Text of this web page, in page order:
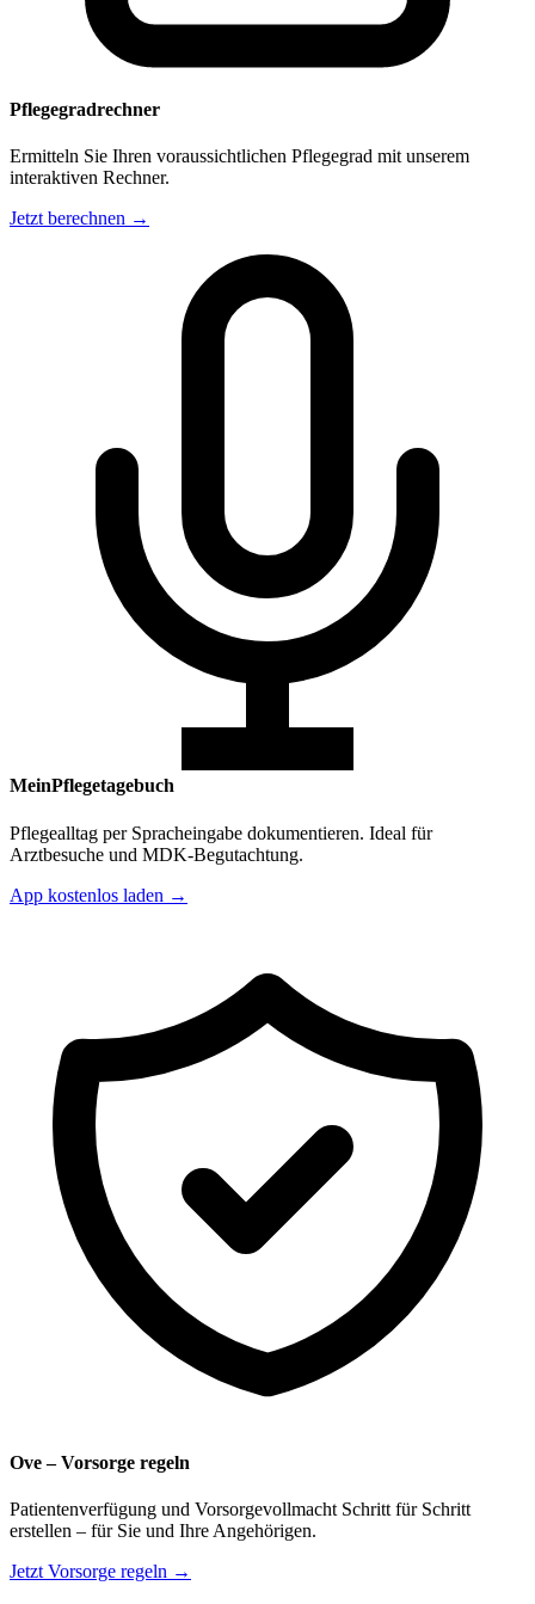
Pflegegradrechner
Ermitteln Sie Ihren voraussichtlichen Pflegegrad mit unserem
interaktiven Rechner.
Jetzt berechnen →
MeinPflegetagebuch
Pflegealltag per Spracheingabe dokumentieren. Ideal für
Arztbesuche und MDK-Begutachtung.
App kostenlos laden →
Ove – Vorsorge regeln
Patientenverfügung und Vorsorgevollmacht Schritt für Schritt
erstellen – für Sie und Ihre Angehörigen.
Jetzt Vorsorge regeln →